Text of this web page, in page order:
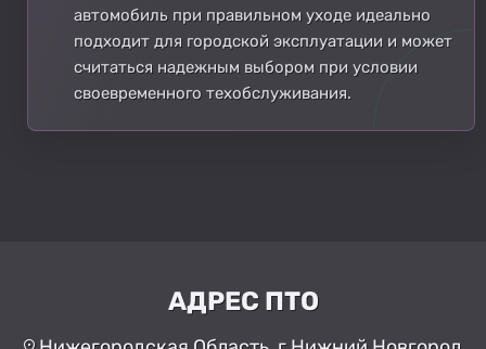
автомобиль при правильном уходе идеально
подходит для городской эксплуатации и может
считаться надежным выбором при условии
своевременного техобслуживания.
АДРЕС ПТО